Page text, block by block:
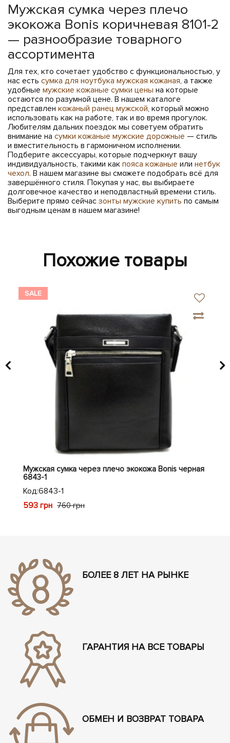
Мужская сумка через плечо
экокожа Bonis коричневая 8101-2
— разнообразие товарного
ассортимента
Для тех, кто сочетает удобство с функциональностью, у
нас есть сумка для ноутбука мужская кожаная, а также
удобные мужские кожаные сумки цены на которые
остаются по разумной цене. В нашем каталоге
представлен кожаный ранец мужской, который можно
использовать как на работе, так и во время прогулок.
Любителям дальних поездок мы советуем обратить
внимание на сумки кожаные мужские дорожные — стиль
и вместительность в гармоничном исполнении.
Подберите аксессуары, которые подчеркнут вашу
индивидуальность, такими как пояса кожаные или нетбук
чехол. В нашем магазине вы сможете подобрать всё для
завершённого стиля. Покупая у нас, вы выбираете
долговечное качество и неподвластный времени стиль.
Выберите прямо сейчас зонты мужские купить по самым
выгодным ценам в нашем магазине!
Похожие товары
SALE
Мужская сумка через плечо экокожа Bonis черная
6843-1
Код:6843-1
593 грн 760 грн
БОЛЕЕ 8 ЛЕТ НА РЫНКЕ
ГАРАНТИЯ НА ВСЕ ТОВАРЫ
ОБМЕН И ВОЗВРАТ ТОВАРА